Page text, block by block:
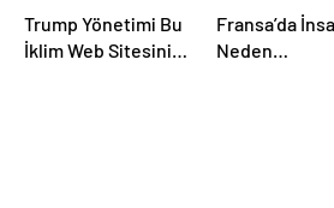
Trump Yönetimi Bu
İklim Web Sitesini
Fransa’da
Neden